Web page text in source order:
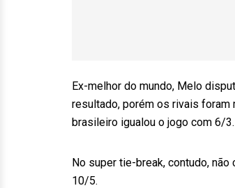
Ex-melhor do mundo, Melo
resultado, porém os rivais
brasileiro igualou o jogo com 6/3.
No super tie-break, contudo,
10/5.